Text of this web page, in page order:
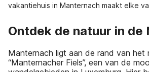
vakantiehuis in Manternach maakt elke
Ontdek de natuur in de
Manternach ligt aan de rand van het
“Manternacher Fiels”, een van de